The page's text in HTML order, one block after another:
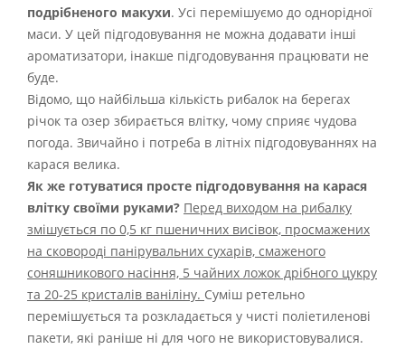
подрібненого макухи. Усі перемішуємо до однорідної
маси. У цей підгодовування не можна додавати інші
ароматизатори, інакше підгодовування працювати не
буде.
Відомо, що найбільша кількість рибалок на берегах
річок та озер збирається влітку, чому сприяє чудова
погода. Звичайно і потреба в літніх підгодовуваннях на
карася велика.
Як же готуватися просте підгодовування на карася
влітку своїми руками? Перед виходом на рибалку
змішується по 0,5 кг пшеничних висівок, просмажених
на сковороді панірувальних сухарів, смаженого
соняшникового насіння, 5 чайних ложок дрібного цукру
та 20-25 кристалів ваніліну. Суміш ретельно
перемішується та розкладається у чисті поліетиленові
пакети, які раніше ні для чого не використовувалися.